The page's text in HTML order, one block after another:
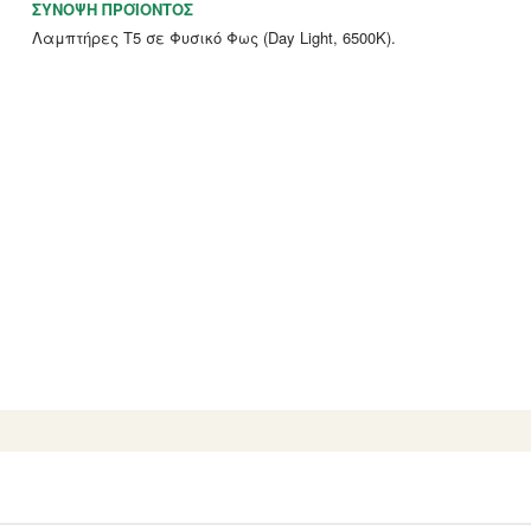
ΣΎΝΟΨΗ ΠΡΟΪΌΝΤΟΣ
Λαμπτήρες Τ5 σε Φυσικό Φως (Day Light, 6500K).